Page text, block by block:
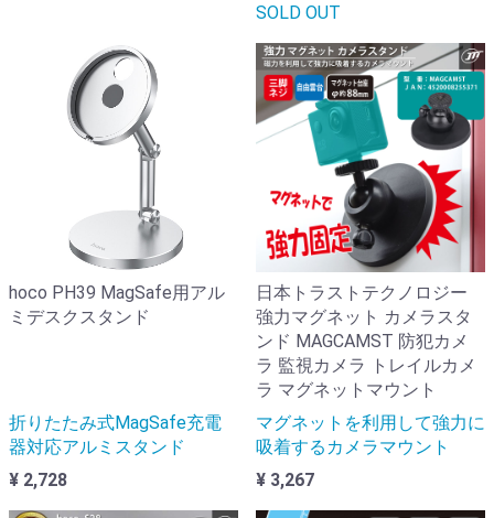
SOLD OUT
hoco PH39 MagSafe用アル
ミデスクスタンド
折りたたみ式MagSafe充電
器対応アルミスタンド
¥ 2,728
日本トラストテクノロジー
強力マグネット カメラスタ
ンド MAGCAMST 防犯カメ
ラ 監視カメラ トレイルカメ
ラ マグネットマウント
マグネットを利用して強力に
吸着するカメラマウント
¥ 3,267